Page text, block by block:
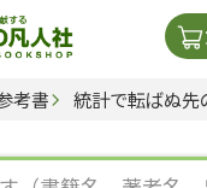
日本語
視聴覚
考書 統計で転ばぬ先